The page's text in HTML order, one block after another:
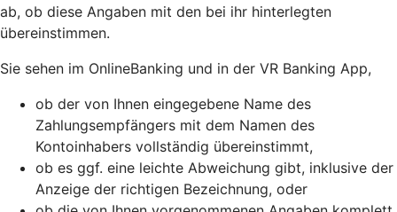
ab, ob diese Angaben mit den bei ihr hinterlegten
übereinstimmen.
Sie sehen im OnlineBanking und in der VR Banking App,
ob der von Ihnen eingegebene Name des
Zahlungsempfängers mit dem Namen des
Kontoinhabers vollständig übereinstimmt,
ob es ggf. eine leichte Abweichung gibt, inklusive der
Anzeige der richtigen Bezeichnung, oder